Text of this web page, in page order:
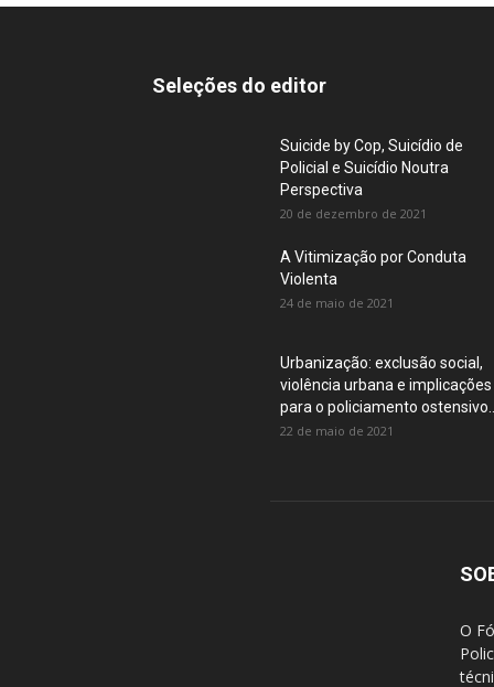
Seleções do editor
Suicide by Cop, Suicídio de
Policial e Suicídio Noutra
Perspectiva
20 de dezembro de 2021
A Vitimização por Conduta
Violenta
24 de maio de 2021
Urbanização: exclusão social,
violência urbana e implicações
para o policiamento ostensivo...
22 de maio de 2021
O